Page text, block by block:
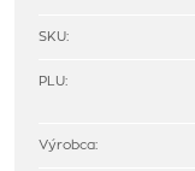
SKU:
PLU:
Výrobca: